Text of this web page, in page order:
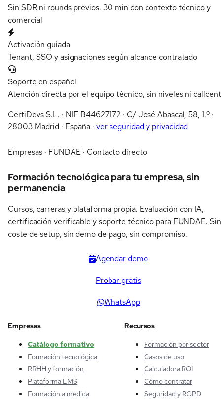
Sin SDR ni rounds previos. 30 min con contexto técnico y
comercial
Activación guiada
Tenant, SSO y asignaciones según alcance contratado
Soporte en español
Atención directa por el equipo técnico, sin niveles ni
CertiDevs S.L. · NIF B44627172 · C/ José Abascal, 58, 1.º ·
28003 Madrid · España · ver seguridad y privacidad
Empresas · FUNDAE · Contacto directo
Formación tecnológica para tu empresa, sin
permanencia
Cursos, carreras y plataforma propia. Evaluación con IA,
certificación verificable y soporte técnico para FUNDAE. Sin
coste de setup, sin demo de pago, sin compromiso.
Agendar demo
Probar gratis
WhatsApp
Empresas
Catálogo formativo
Formación tecnológica
RRHH y formación
Plataforma LMS
Formación a medida
Recursos
Formación por sector
Casos de uso
Calculadora ROI
Cómo contratar
Seguridad y RGPD